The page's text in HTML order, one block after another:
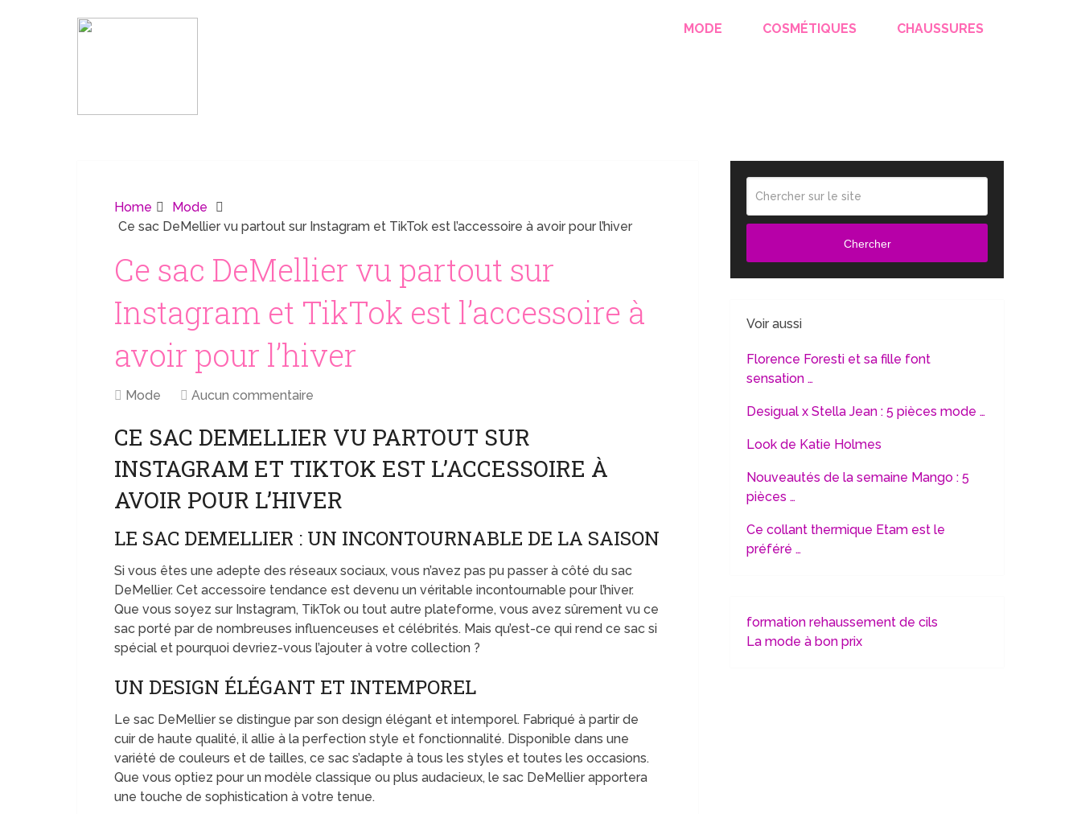
MODE COSMÉTIQUES CHAUSSURES
Home
Mode
Ce sac DeMellier vu partout sur Instagram et TikTok est l’accessoire à avoir pour l’hiver
Ce sac DeMellier vu partout sur
Instagram et TikTok est l’accessoire à
avoir pour l’hiver
Mode Aucun commentaire
CE SAC DEMELLIER VU PARTOUT SUR
INSTAGRAM ET TIKTOK EST L’ACCESSOIRE À
AVOIR POUR L’HIVER
LE SAC DEMELLIER : UN INCONTOURNABLE DE LA SAISON
Si vous êtes une adepte des réseaux sociaux, vous n’avez pas pu passer à côté du sac
DeMellier. Cet accessoire tendance est devenu un véritable incontournable pour l’hiver.
Que vous soyez sur Instagram, TikTok ou tout autre plateforme, vous avez sûrement vu ce
sac porté par de nombreuses influenceuses et célébrités. Mais qu’est-ce qui rend ce sac si
spécial et pourquoi devriez-vous l’ajouter à votre collection ?
UN DESIGN ÉLÉGANT ET INTEMPOREL
Le sac DeMellier se distingue par son design élégant et intemporel. Fabriqué à partir de
cuir de haute qualité, il allie à la perfection style et fonctionnalité. Disponible dans une
variété de couleurs et de tailles, ce sac s’adapte à tous les styles et toutes les occasions.
Que vous optiez pour un modèle classique ou plus audacieux, le sac DeMellier apportera
une touche de sophistication à votre tenue.
Chercher
Voir aussi
Florence Foresti et sa fille font
sensation …
Desigual x Stella Jean : 5 pièces mode …
Look de Katie Holmes
Nouveautés de la semaine Mango : 5
pièces …
Ce collant thermique Etam est le
préféré …
formation rehaussement de cils
La mode à bon prix